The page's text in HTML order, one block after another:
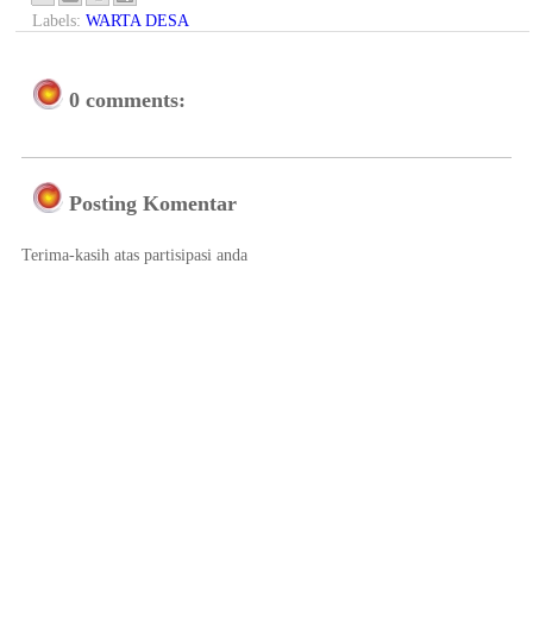
Labels: WARTA DESA
0 comments:
Posting Komentar
Terima-kasih atas partisipasi anda